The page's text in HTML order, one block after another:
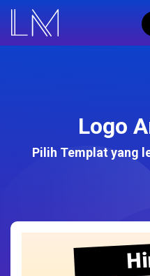
Logo
Pilih Templat yang